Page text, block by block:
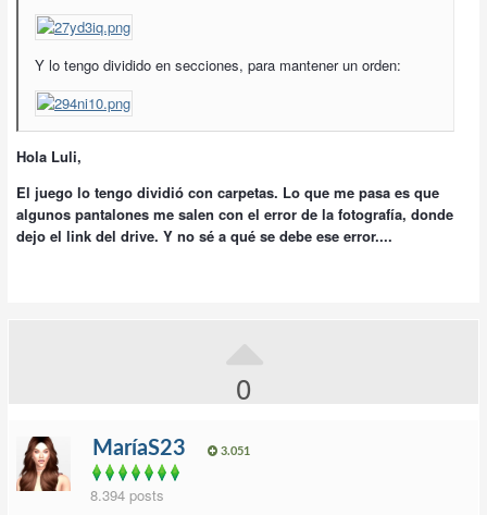
Y lo tengo dividido en secciones, para mantener un orden:
Hola Luli,
El juego lo tengo dividió con carpetas. Lo que me pasa es que
algunos pantalones me salen con el error de la fotografía, donde
dejo el link del drive. Y no sé a qué se debe ese error....
0
MaríaS23 3.051
8.394 posts